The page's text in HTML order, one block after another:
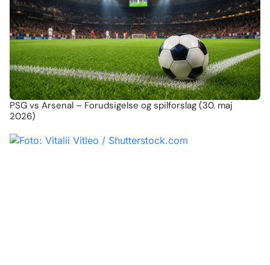
PSG vs Arsenal – Forudsigelse og spilforslag (30. maj
2026)